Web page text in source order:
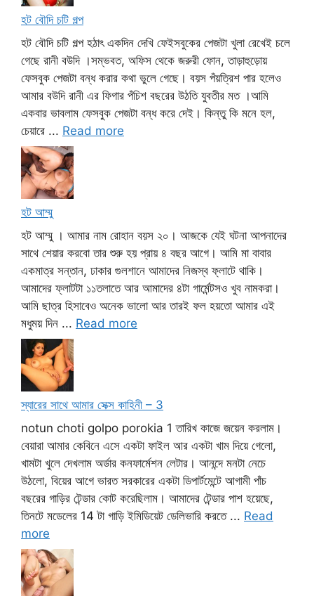
হট বৌদি চটি গল্প
হট বৌদি চটি গল্প হঠাৎ একদিন দেখি ফেইসবুকের পেজটা খুলা রেখেই চলে
গেছে রানী বউদি ।সম্ভবত, অফিস থেকে জরুরী ফোন, তাড়াহুড়োয়
ফেসবুক পেজটা বন্ধ করার কথা ভুলে গেছে। বয়স পঁয়ত্রিশ পার হলেও
আমার বউদি রানী এর ফিগার পঁচিশ বছরের উঠতি যুবতীর মত ।আমি
একবার ভাবলাম ফেসবুক পেজটা বন্ধ করে দেই। কিন্তু কি মনে হল,
চেয়ারে ... Read more
হট আম্মু
হট আম্মু । আমার নাম রোহান বয়স ২০। আজকে যেই ঘটনা আপনাদের
সাথে শেয়ার করবো তার শুরু হয় প্রায় ৪ বছর আগে। আমি মা বাবার
একমাত্র সন্তান, ঢাকার গুলশানে আমাদের নিজস্ব ফ্লাটে থাকি।
আমাদের ফ্লাটটা ১১তলাতে আর আমাদের ৪টা গার্মেন্টসও খুব নামকরা।
আমি ছাত্র হিসাবেও অনেক ভালো আর তারই ফল হয়তো আমার এই
মধুময় দিন ... Read more
স্যারের সাথে আমার সেক্স কাহিনী – 3
notun choti golpo porokia 1 তারিখ কাজে জয়েন করলাম।
বেয়ারা আমার কেবিনে এসে একটা ফাইল আর একটা খাম দিয়ে গেলো,
খামটা খুলে দেখলাম অর্ডার কনফার্মেশন লেটার। আনন্দে মনটা নেচে
উঠলো, বিয়ের আগে ভারত সরকারের একটা ডিপার্টমেন্টে আগামী পাঁচ
বছরের গাড়ির টেন্ডার কোট করেছিলাম। আমাদের টেন্ডার পাশ হয়েছে,
তিনটে মডেলের 14 টা গাড়ি ইমিডিয়েট ডেলিভারি করতে ... Read
more